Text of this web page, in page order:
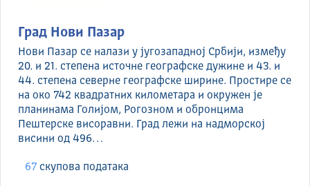
Град Нови Пазар
Нови Пазар се налази у југозападној Србији, између
20. и 21. степена источне географске дужине и 43. и
44. степена северне географске ширине. Простире се
на око 742 квадратних километара и окружен је
планинама Голијом, Рогозном и обронцима
Пештерске висоравни. Град лежи на надморској
висини од 496…
67 скуповa података